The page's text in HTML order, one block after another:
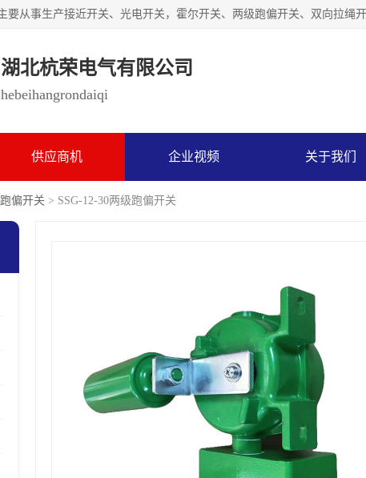
湖北杭荣电气有限公司
hebeihangrondaiqi
供应商机 企业视频 关于我们
跑偏开关 > SSG-12-30两级跑偏开关